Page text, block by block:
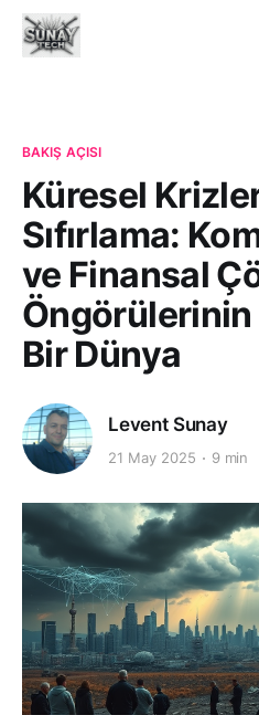
BAKIŞ AÇISI
Küresel
Sıfırlama:
ve Finansal
Bir Dünya
Levent Sunay
21 May 2025 9 min